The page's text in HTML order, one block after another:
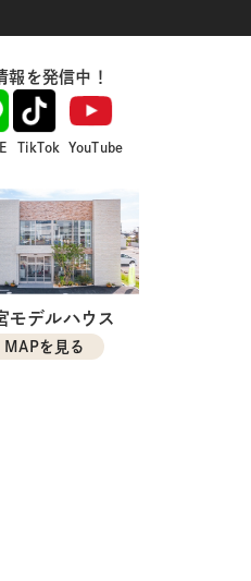
報を発信中！
TikTok YouTube
モデルハウス
MAPを見る